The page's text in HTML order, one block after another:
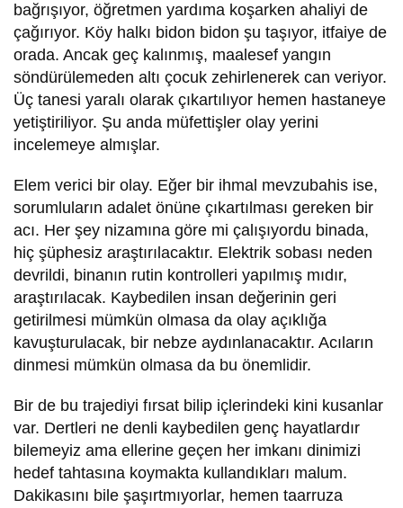
bağrışıyor, öğretmen yardıma koşarken ahaliyi de
çağırıyor. Köy halkı bidon bidon şu taşıyor, itfaiye de
orada. Ancak geç kalınmış, maalesef yangın
söndürülemeden altı çocuk zehirlenerek can veriyor.
Üç tanesi yaralı olarak çıkartılıyor hemen hastaneye
yetiştiriliyor. Şu anda müfettişler olay yerini
incelemeye almışlar.
Elem verici bir olay. Eğer bir ihmal mevzubahis ise,
sorumluların adalet önüne çıkartılması gereken bir
acı. Her şey nizamına göre mi çalışıyordu binada,
hiç şüphesiz araştırılacaktır. Elektrik sobası neden
devrildi, binanın rutin kontrolleri yapılmış mıdır,
araştırılacak. Kaybedilen insan değerinin geri
getirilmesi mümkün olmasa da olay açıklığa
kavuşturulacak, bir nebze aydınlanacaktır. Acıların
dinmesi mümkün olmasa da bu önemlidir.
Bir de bu trajediyi fırsat bilip içlerindeki kini kusanlar
var. Dertleri ne denli kaybedilen genç hayatlardır
bilemeyiz ama ellerine geçen her imkanı dinimizi
hedef tahtasına koymakta kullandıkları malum.
Dakikasını bile şaşırtmıyorlar, hemen taarruza